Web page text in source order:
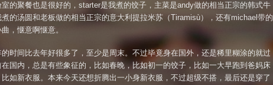
的聚餐也是很好的，starter是我煮的饺子，主菜是andy做的相当正宗的韩式牛
的汤圆和老板做的相当正宗的意大利提拉米苏（Tiramisù），还有michael带的
，惬意啊惬意。
时间比去年好很多了，至少是周末。不过毕竟身在国外，还是稀里糊涂的就过
国内，总是有些象征的，比如春晚，比如初一的饺子，比如一大早跑到爸妈床
如新衣服。本来今天还想折腾出一小身新衣服，不过超级不搭，最后还是穿了